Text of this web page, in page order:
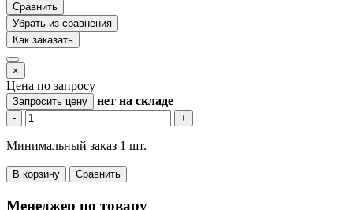
Сравнить
Убрать из сравнения
Как заказать
×
Цена по запросу
Запросить цену нет на складе
- +
Минимальный заказ 1 шт.
В корзину Сравнить
Менеджер по товару